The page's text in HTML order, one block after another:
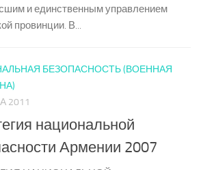
и единственным управлением
провинции. В...
БЕЗОПАСНОСТЬ (ВОЕННАЯ
2011
национальной
Армении 2007